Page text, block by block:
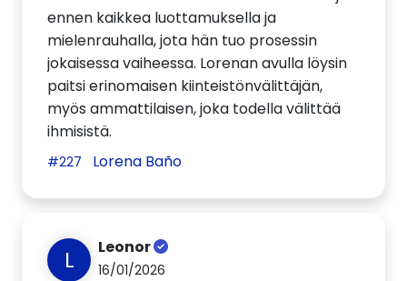
ennen kaikkea luottamuksella ja
mielenrauhalla, jota hän tuo prosessin
jokaisessa vaiheessa. Lorenan avulla löysin
paitsi erinomaisen kiinteistönvälittäjän,
myös ammattilaisen, joka todella välittää
ihmisistä.
#227 Lorena Baño
L Leonor
16/01/2026